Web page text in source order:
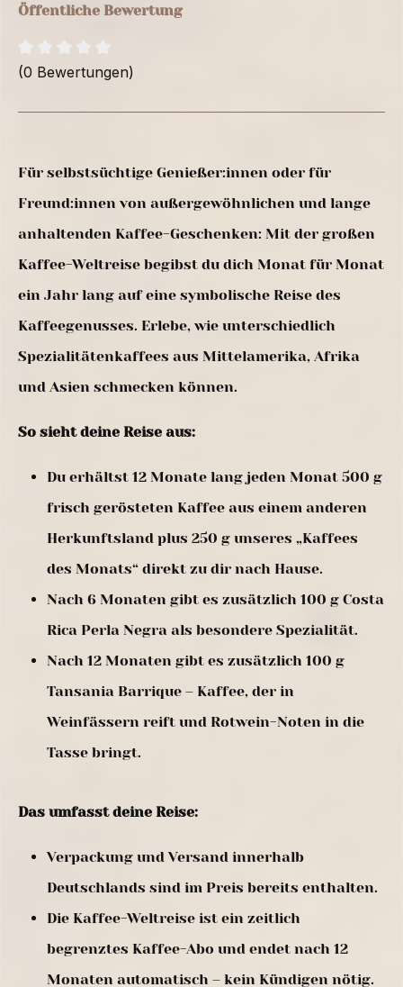
Öffentliche Bewertung
(0 Bewertungen)
Für selbstsüchtige Genießer:innen oder für
Freund:innen von außergewöhnlichen und lange
anhaltenden Kaffee-Geschenken: Mit der großen
Kaffee-Weltreise begibst du dich Monat für Monat
ein Jahr lang auf eine symbolische Reise des
Kaffeegenusses. Erlebe, wie unterschiedlich
Spezialitätenkaffees aus Mittelamerika, Afrika
und Asien schmecken können.
So sieht deine Reise aus:
Du erhältst 12 Monate lang jeden Monat 500 g
frisch gerösteten Kaffee aus einem anderen
Herkunftsland plus 250 g unseres „Kaffees
des Monats“ direkt zu dir nach Hause.
Nach 6 Monaten gibt es zusätzlich 100 g Costa
Rica Perla Negra als besondere Spezialität.
Nach 12 Monaten gibt es zusätzlich 100 g
Tansania Barrique – Kaffee, der in
Weinfässern reift und Rotwein-Noten in die
Tasse bringt.
Das umfasst deine Reise:
Verpackung und Versand innerhalb
Deutschlands sind im Preis bereits enthalten.
Die Kaffee-Weltreise ist ein zeitlich
begrenztes Kaffee-Abo und endet nach 12
Monaten automatisch – kein Kündigen nötig.